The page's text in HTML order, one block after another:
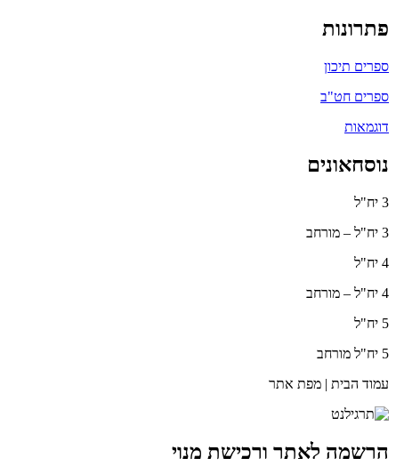
פתרונות
ספרים תיכון
ספרים חט"ב
דוגמאות
נוסחאונים
3 יח"ל
3 יח"ל – מורחב
4 יח"ל
4 יח"ל – מורחב
5 יח"ל
5 יח"ל מורחב
עמוד הבית | מפת אתר
הרשמה לאתר ורכישת מנוי